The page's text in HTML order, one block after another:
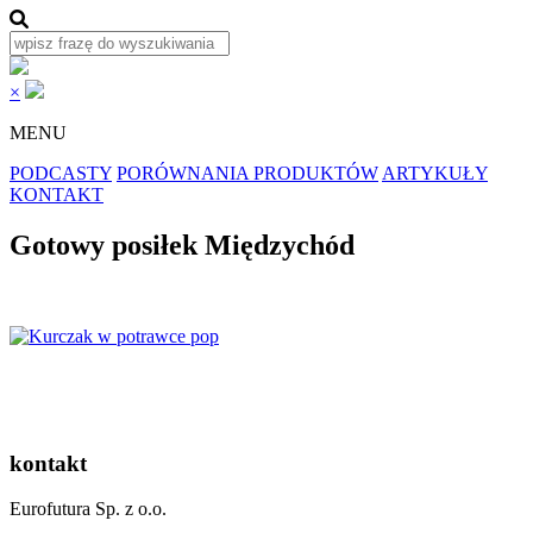
×
MENU
PODCASTY PORÓWNANIA PRODUKTÓW ARTYKUŁY
KONTAKT
Gotowy posiłek Międzychód
kontakt
Eurofutura Sp. z o.o.